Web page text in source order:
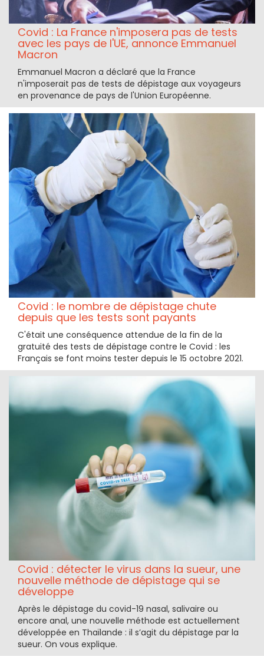
Covid : La France n'imposera pas de tests
avec les pays de l'UE, annonce Emmanuel
Macron
Emmanuel Macron a déclaré que la France
n'imposerait pas de tests de dépistage aux voyageurs
en provenance de pays de l'Union Européenne.
Covid : le nombre de dépistage chute
depuis que les tests sont payants
C'était une conséquence attendue de la fin de la
gratuité des tests de dépistage contre le Covid : les
Français se font moins tester depuis le 15 octobre 2021.
Covid : détecter le virus dans la sueur, une
nouvelle méthode de dépistage qui se
développe
Après le dépistage du covid-19 nasal, salivaire ou
encore anal, une nouvelle méthode est actuellement
développée en Thaïlande : il s’agit du dépistage par la
sueur. On vous explique.